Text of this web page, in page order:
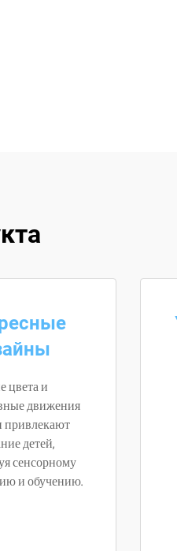
цвета и
движения
привлекают
детей,
сенсорному
и обучению.